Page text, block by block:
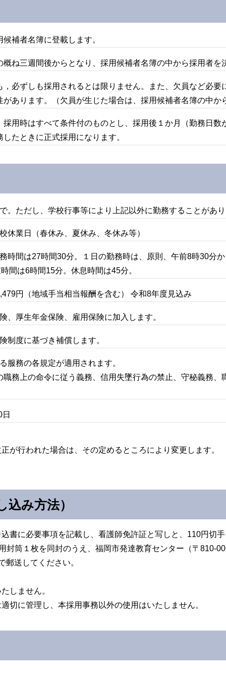
補者名簿に登載します。
ね三週間後からとなり、採用候補者名簿の中から採用者を
必ずしも採用されるとは限りません。また、欠員など必要
あります。（欠員が生じた場合は、採用候補者名簿の中か
用時はすべて条件付のものとし、採用後１か月（勤務日
たときに正式採用になります。
。ただし、学校行事等により上記以外に勤務することがあ
休業日（春休み、夏休み、冬休み等）
時間は27時間30分。１日の勤務時は、原則、午前8時30分
間は6時間15分。休息時間は45分。
円（地域手当相当報酬を含む） 令和8年度見込み
、厚生年金保険、雇用保険に加入します。
制度に基づき補償します。
服務の各規定が適用されます。
務上の命令に従う義務、信用失墜行為の禁止、守秘義務、
が行われた場合は、その定めるところにより変更します。
み方法）
書に必要事項を記載し、看護師免許証と写しと、110円切
封筒１枚を同封のうえ、福岡市発達教育センター（〒810-
郵送してください。
しません。
切に管理し、本採用事務以外の使用はいたしません。